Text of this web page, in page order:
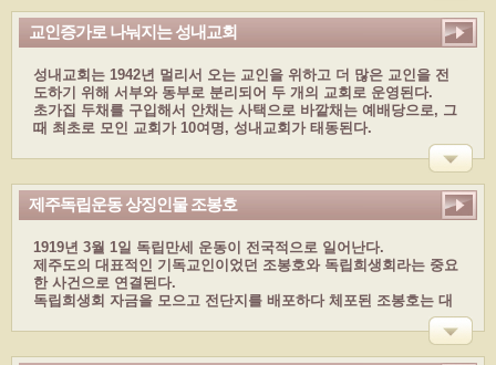
교인증가로 나눠지는 성내교회
성내교회는 1942년 멀리서 오는 교인을 위하고 더 많은 교인을 전
도하기 위해 서부와 동부로 분리되어 두 개의 교회로 운영된다.
초가집 두채를 구입해서 안채는 사택으로 바깥채는 예배당으로, 그
때 최초로 모인 교회가 10여명, 성내교회가 태동된다.
성내교회에서 분리된 서부와 동부교회는 교인들이 야간과 주간으
로 나누며 장소를 옮겨가며 예배를 드렸다.
주간은 동부교회, 야간예배는 서부교회에서 보다가 교인수의 증가
로 인해 1949년 5월 1일 동서부 양 교회로 나눈다.
1949년 동부와 서부교회는 마침내 독자적인 길을 걷게 된다. 하지
제주초기 선교 역사상 중요한 의미를 갖는다.
제주독립운동 상징인물 조봉호
1919년 3월 1일 독립만세 운동이 전국적으로 일어난다.
제주도의 대표적인 기독교인이었던 조봉호와 독립희생회라는 중요
한 사건으로 연결된다.
독립희생회 자금을 모으고 전단지를 배포하다 체포된 조봉호는 대
구 형무소에서 복역하던 중 1920년 4월 38세의 일기로 옥사한다.